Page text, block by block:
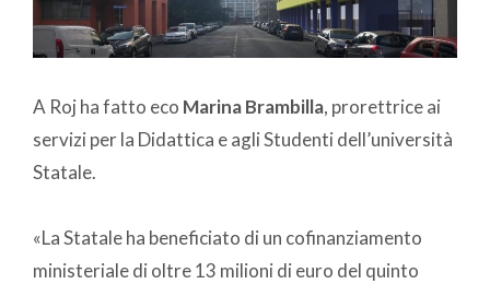
A Roj ha fatto eco Marina Brambilla, prorettrice ai
servizi per la Didattica e agli Studenti dell’università
Statale.
«La Statale ha beneficiato di un cofinanziamento
ministeriale di oltre 13 milioni di euro del quinto